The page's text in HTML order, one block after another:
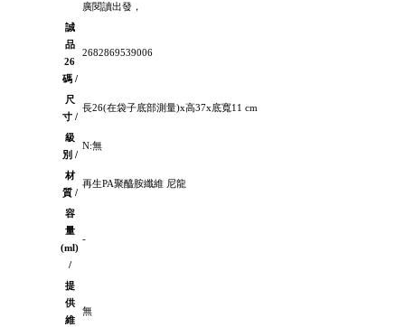
廣閱讀出發，
誠
品
26
碼 /
2682869539006
尺
寸 /
長26(在袋子底部測量)x高37x底寬11 cm
級
別 /
N:無
材
質 /
再生PA聚醯胺纖維 尼龍
容
量
(ml)
/
-
提
供
維
無